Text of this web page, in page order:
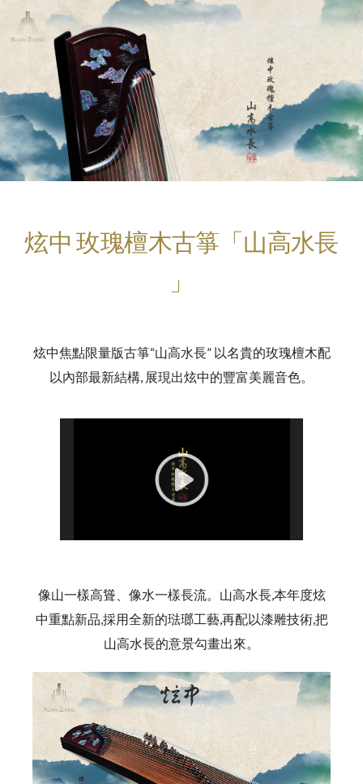
炫中 玫瑰檀木古箏「山高水長
」
炫中焦點限量版古箏“山高水長” 以名貴的玫瑰檀木配
以內部最新結構, 展現出炫中的豐富美麗音色。
像山一樣高聳、像水一樣長流。山高水長,本年度炫
中重點新品,採用全新的琺瑯工藝,再配以漆雕技術,把
山高水長的意景勾畫出來。